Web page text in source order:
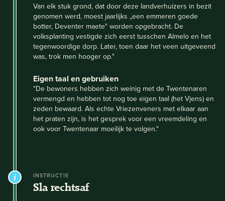
Van elk stuk grond, dat door deze landverhuizers in bezit
genomen werd, moest jaarlijks „een emmeren goede
botter, Deventer maete" worden opgebracht. De
volksplanting vestigde zich eerst tusschen Almelo en het
tegenwoordige dorp. Later, toen daar het veen uitgeveend
was, trok men hooger op."
Eigen taal en gebruiken
"De bewoners hebben zich weinig met de Twentenaren
vermengd en hebben tot nog toe eigen taal (het Vjens) en
zeden bewaard. Als echte Vriezenveners met elkaar aan
het praten zijn, is het gesprek voor een vreemdeling en
ook voor Twentenaar moeilijk te volgen."
INSTRUCTIE
Sla rechtsaf